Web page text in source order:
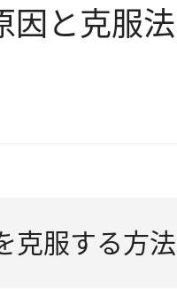
因と克服法
克服する方法